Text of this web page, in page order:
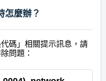
怎麼辦？
碼」相關提示訊息，請
問題：